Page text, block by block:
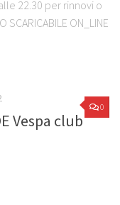
22.30 per rinnovi o
ON_LINE
0
Vespa club